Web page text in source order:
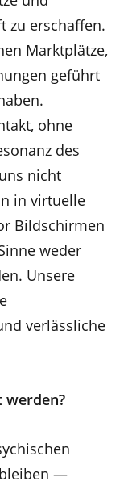
zu erschaffen.
Marktplätze,
geführt
ohne
des
nicht
in virtuelle
Bildschirmen
weder
Unsere
verlässliche
werden?
—